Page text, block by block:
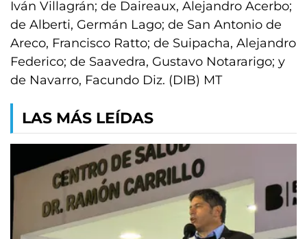
Iván Villagrán; de Daireaux, Alejandro Acerbo;
de Alberti, Germán Lago; de San Antonio de
Areco, Francisco Ratto; de Suipacha, Alejandro
Federico; de Saavedra, Gustavo Notararigo; y
de Navarro, Facundo Diz. (DIB) MT
LAS MÁS LEÍDAS